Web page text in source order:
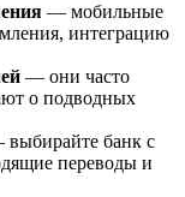
— мобильные
интеграцию
— они часто
о подводных
банк с
переводы и